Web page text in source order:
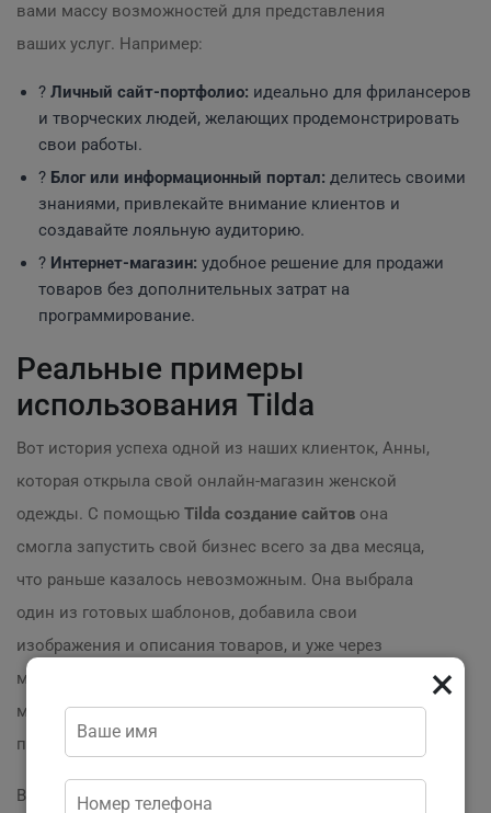
вами массу возможностей для представления
ваших услуг. Например:
? Личный сайт-портфолио: идеально для фрилансеров
и творческих людей, желающих продемонстрировать
свои работы.
? Блог или информационный портал: делитесь своими
знаниями, привлекайте внимание клиентов и
создавайте лояльную аудиторию.
? Интернет-магазин: удобное решение для продажи
товаров без дополнительных затрат на
программирование.
Реальные примеры
использования Tilda
Вот история успеха одной из наших клиенток, Анны,
которая открыла свой онлайн-магазин женской
одежды. С помощью Tilda создание сайтов она
смогла запустить свой бизнес всего за два месяца,
что раньше казалось невозможным. Она выбрала
один из готовых шаблонов, добавила свои
изображения и описания товаров, и уже через
месяц начала получать продажи. Сегодня ее
магазин — это популярный бренд, который
привлекает клиентов со всего мира!
Вместе с нами, командаPracticweb
×